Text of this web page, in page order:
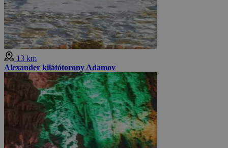
13 km
Alexander kilátótorony Adamov